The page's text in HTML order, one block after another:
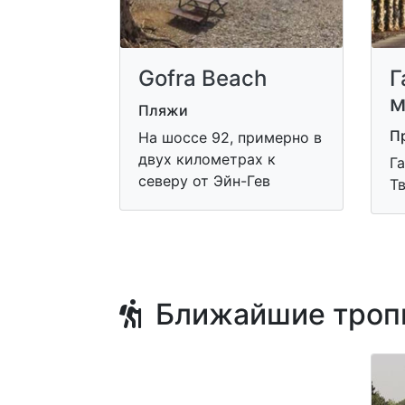
Gofra Beach
Пляжи
На шоссе 92, примерно в
двух километрах к
северу от Эйн-Гев
Ближайшие